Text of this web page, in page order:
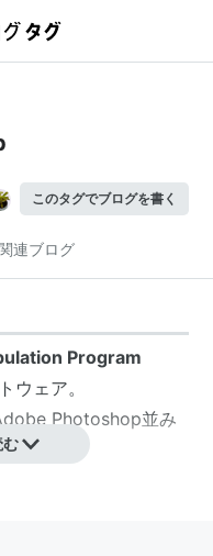
このタグでブログを書く
連ブログ
Program
ウェア。
Photoshop並み
る。